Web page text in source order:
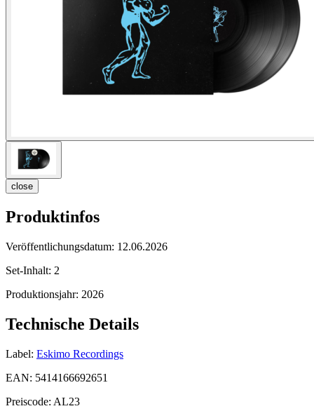
close
Produktinfos
Veröffentlichungsdatum: 12.06.2026
Set-Inhalt: 2
Produktionsjahr: 2026
Technische Details
Label: Eskimo Recordings
EAN: 5414166692651
Preiscode: AL23